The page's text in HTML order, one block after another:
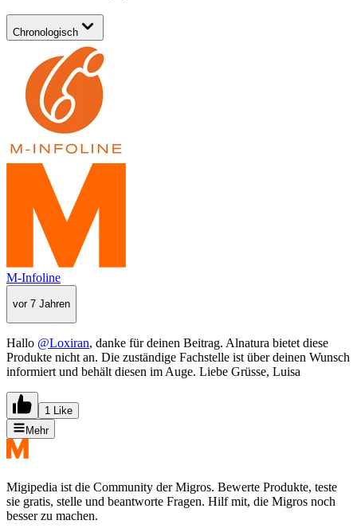
Chronologisch
M-Infoline
vor 7 Jahren
Hallo @Loxiran, danke für deinen Beitrag. Alnatura bietet diese
Produkte nicht an. Die zuständige Fachstelle ist über deinen Wunsch
informiert und behält diesen im Auge. Liebe Grüsse, Luisa
1 Like
Mehr
Migipedia ist die Community der Migros. Bewerte Produkte, teste
sie gratis, stelle und beantworte Fragen. Hilf mit, die Migros noch
besser zu machen.